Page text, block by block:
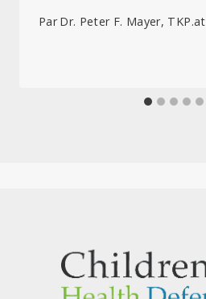
Par Dr. Peter F. Mayer, TKP.at